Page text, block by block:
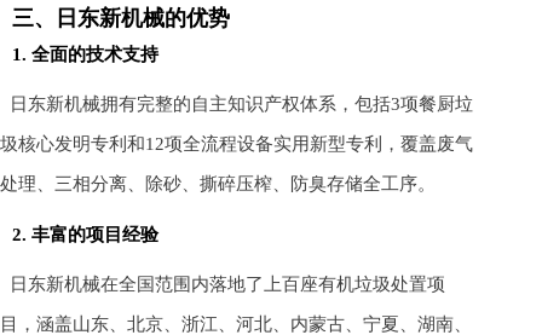
三、日东新机械的优势
1. 全面的技术支持
日东新机械拥有完整的自主知识产权体系，包括3项餐厨垃
圾核心发明专利和12项全流程设备实用新型专利，覆盖废气
处理、三相分离、除砂、撕碎压榨、防臭存储全工序。
2. 丰富的项目经验
日东新机械在全国范围内落地了上百座有机垃圾处置项
目，涵盖山东、北京、浙江、河北、内蒙古、宁夏、湖南、